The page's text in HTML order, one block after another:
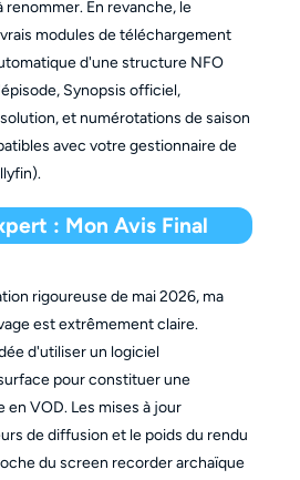
renommer. En revanche, le
modules de téléchargement
d'une structure NFO
Synopsis officiel,
et numérotations de saison
avec votre gestionnaire de
: Mon Avis Final
rigoureuse de mai 2026, ma
est extrêmement claire.
d'utiliser un logiciel
pour constituer une
VOD. Les mises à jour
de diffusion et le poids du rendu
du screen recorder archaïque